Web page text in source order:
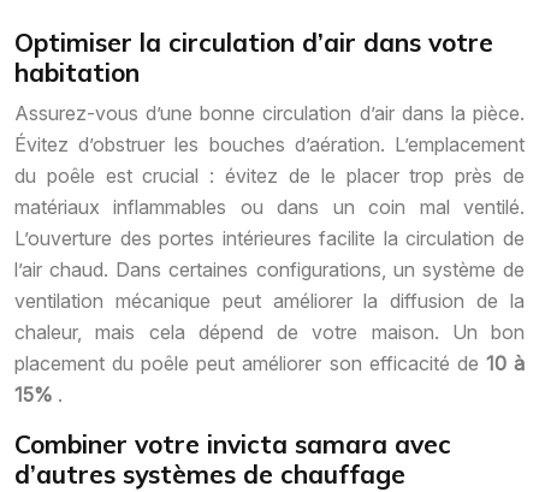
Optimiser la circulation d’air dans votre
habitation
Assurez-vous d’une bonne circulation d’air dans la pièce.
Évitez d’obstruer les bouches d’aération. L’emplacement
du poêle est crucial : évitez de le placer trop près de
matériaux inflammables ou dans un coin mal ventilé.
L’ouverture des portes intérieures facilite la circulation de
l’air chaud. Dans certaines configurations, un système de
ventilation mécanique peut améliorer la diffusion de la
chaleur, mais cela dépend de votre maison. Un bon
placement du poêle peut améliorer son efficacité de 10 à
15% .
Combiner votre invicta samara avec
d’autres systèmes de chauffage